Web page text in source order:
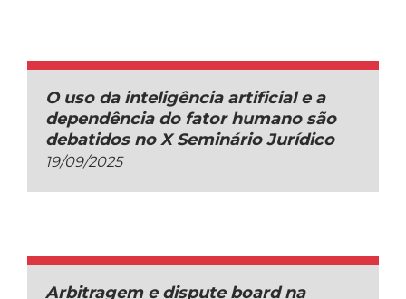
O uso da inteligência artificial e a
dependência do fator humano são
debatidos no X Seminário Jurídico
19/09/2025
Arbitragem e dispute board na